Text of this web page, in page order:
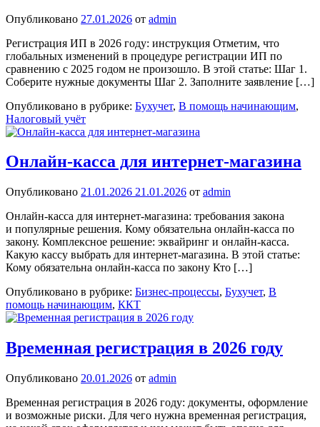
Опубликовано 27.01.2026 от admin
Регистрация ИП в 2026 году: инструкция Отметим, что
глобальных изменений в процедуре регистрации ИП по
сравнению с 2025 годом не произошло. В этой статье: Шаг 1.
Соберите нужные документы Шаг 2. Заполните заявление […]
Опубликовано в рубрике: Бухучет, В помощь начинающим,
Налоговый учёт
Онлайн-касса для интернет-магазина
Опубликовано 21.01.2026 21.01.2026 от admin
Онлайн-касса для интернет-магазина: требования закона
и популярные решения. Кому обязательна онлайн‑касса по
закону. Комплексное решение: эквайринг и онлайн‑касса.
Какую кассу выбрать для интернет‑магазина. В этой статье:
Кому обязательна онлайн‑касса по закону Кто […]
Опубликовано в рубрике: Бизнес-процессы, Бухучет, В
помощь начинающим, ККТ
Временная регистрация в 2026 году
Опубликовано 20.01.2026 от admin
Временная регистрация в 2026 году: документы, оформление
и возможные риски. Для чего нужна временная регистрация,